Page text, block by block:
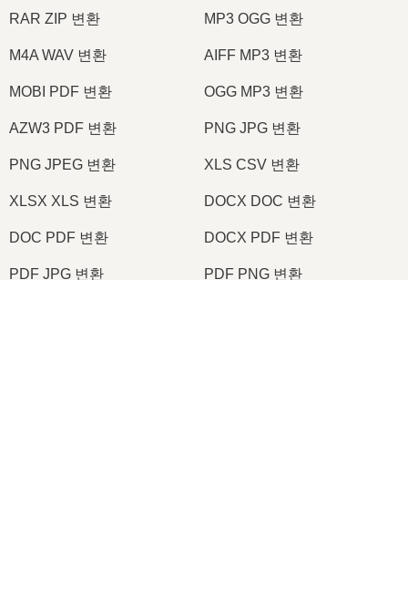
RAR ZIP 변환 MP3 OGG 변환
M4A WAV 변환 AIFF MP3 변환
MOBI PDF 변환 OGG MP3 변환
AZW3 PDF 변환 PNG JPG 변환
PNG JPEG 변환 XLS CSV 변환
XLSX XLS 변환 DOCX DOC 변환
DOC PDF 변환 DOCX PDF 변환
PDF JPG 변환 PDF PNG 변환